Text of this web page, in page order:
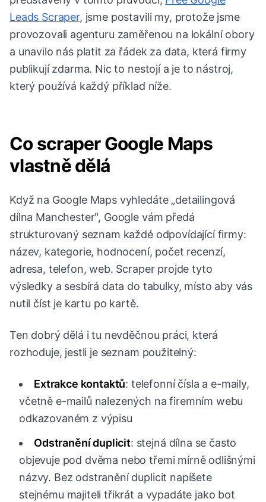
Leads Scraper, jsme postavili my, protože jsme
provozovali agenturu zaměřenou na lokální obory
a unavilo nás platit za řádek za data, která firmy
publikují zdarma. Nic to nestojí a je to nástroj,
který používá každý příklad níže.
Co scraper Google Maps
vlastně dělá
Když na Google Maps vyhledáte „detailingová
dílna Manchester", Google vám předá
strukturovaný seznam každé odpovídající firmy:
název, kategorie, hodnocení, počet recenzí,
adresa, telefon, web. Scraper projde tyto
výsledky a sesbírá data do tabulky, místo aby vás
nutil číst je kartu po kartě.
Ten dobrý dělá i tu nevděčnou práci, která
rozhoduje, jestli je seznam použitelný:
Extrakce kontaktů: telefonní čísla a e-maily,
včetně e-mailů nalezených na firemním webu
odkazovaném z výpisu
Odstranění duplicit: stejná dílna se často
objevuje pod dvěma nebo třemi mírně odlišnými
názvy. Bez odstranění duplicit napíšete
stejnému majiteli třikrát a vypadáte jako bot